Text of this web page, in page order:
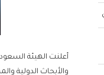
أعلنت الهيئة
والأبحاث الدولية